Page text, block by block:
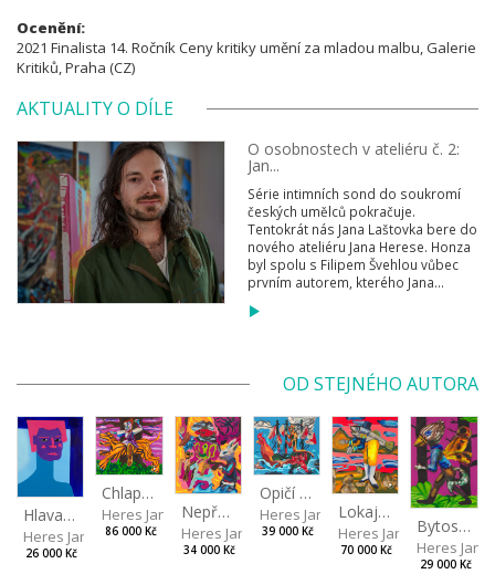
Ocenění:
2021 Finalista 14. Ročník Ceny kritiky umění za mladou malbu, Galerie
Kritiků, Praha (CZ)
AKTUALITY O DÍLE
O osobnostech v ateliéru č. 2:
Jan...
Série intimních sond do soukromí
českých umělců pokračuje.
Tentokrát nás Jana Laštovka bere do
nového ateliéru Jana Herese. Honza
byl spolu s Filipem Švehlou vůbec
prvním autorem, kterého Jana...
OD STEJNÉHO AUTORA
Hlava VII
Heres Jan
26 000 Kč
Chlapec s tygrem
Heres Jan
86 000 Kč
Nepřehledný sen
Heres Jan
34 000 Kč
Opičí kapitán
Heres Jan
39 000 Kč
Lokaj - ryba
Heres Jan
70 000 Kč
Bytost z druhé strany
Heres Jan
29 000 Kč